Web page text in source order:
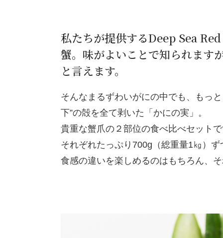
私たちが提供するDeep Sea
蟹。味がよいことで知られます
と言えます。
そんなまるずわいがにの中でも、もっ
下”の殻を全て剥いた「かにの実」。
貴重な蟹爪の２部位の食べ比べセット
それぞれたっぷり700g（総重量1㎏）
食感の違いを楽しめるのはもちろん、